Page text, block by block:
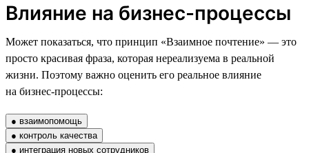
Влияние на бизнес-процессы
Может показаться, что принцип «Взаимное почтение» — это
просто красивая фраза, которая нереализуема в реальной
жизни. Поэтому важно оценить его реальное влияние
на бизнес-процессы:
● взаимопомощь
● контроль качества
● интеграция новых сотрудников